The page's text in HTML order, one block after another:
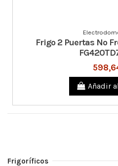
Frigo 2 Puertas No
Añadir
Frigoríficos